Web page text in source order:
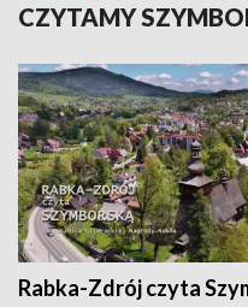
CZYTAMY
Rabka-Zdrój czyta